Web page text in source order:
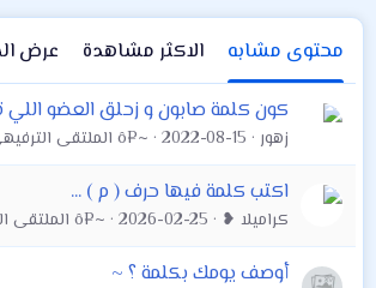
محتوى مشابه الاكثر مشاهدة
عرض
كون كلمة صابون و زحلق العضو اللي
زهور 2022-08-15 ~¤ô الملتقى الترفيهي ô¤~
اكتب كلمة فيها حرف ( م ) ...
كراميلا ❥ 2026-02-25 ~¤ô الملتقى الترفيهي ô¤~
أوصف يومك بكلمة ؟ ~